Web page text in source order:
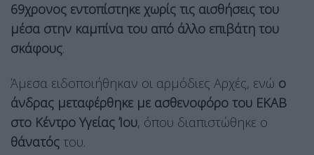
69χρονος εντοπίστηκε χωρίς τις αισθήσεις του
μέσα στην καμπίνα του από άλλο επιβάτη του
σκάφους.
Άμεσα ειδοποιήθηκαν οι αρμόδιες Αρχές, ενώ ο
άνδρας μεταφέρθηκε με ασθενοφόρο του ΕΚΑΒ
στο Κέντρο Υγείας Ίου, όπου διαπιστώθηκε ο
θάνατός του.